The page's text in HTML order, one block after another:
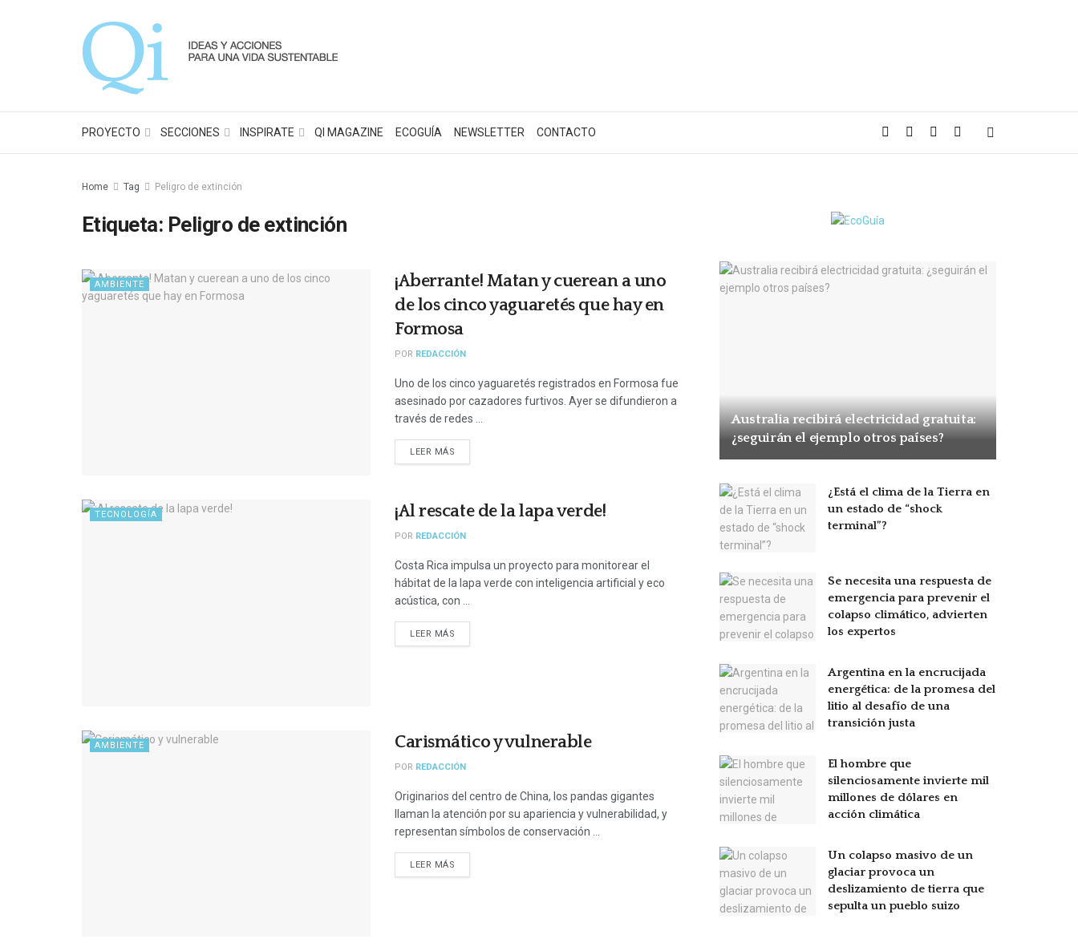
PROYECTO SECCIONES INSPIRATE QI MAGAZINE ECOGUÍA NEWSLETTER CONTACTO
Home Tag Peligro de extinción
Etiqueta: Peligro de extinción
AMBIENTE
¡Aberrante! Matan y cuerean a uno
de los cinco yaguaretés que hay en
Formosa
POR REDACCIÓN
Uno de los cinco yaguaretés registrados en Formosa fue
asesinado por cazadores furtivos. Ayer se difundieron a
través de redes ...
LEER MÁS
TECNOLOGÍA ¡Al rescate de la lapa verde!
POR REDACCIÓN
Costa Rica impulsa un proyecto para monitorear el
hábitat de la lapa verde con inteligencia artificial y eco
acústica, con ...
LEER MÁS
AMBIENTE Carismático y vulnerable
POR REDACCIÓN
Originarios del centro de China, los pandas gigantes
llaman la atención por su apariencia y vulnerabilidad, y
representan símbolos de conservación ...
LEER MÁS
Australia recibirá electricidad gratuita:
¿seguirán el ejemplo otros países?
¿Está el clima de la Tierra en
un estado de “shock
terminal”?
Se necesita una respuesta de
emergencia para prevenir el
colapso climático, advierten
los expertos
Argentina en la encrucijada
energética: de la promesa del
litio al desafío de una
transición justa
El hombre que
silenciosamente invierte mil
millones de dólares en
acción climática
Un colapso masivo de un
glaciar provoca un
deslizamiento de tierra que
sepulta un pueblo suizo